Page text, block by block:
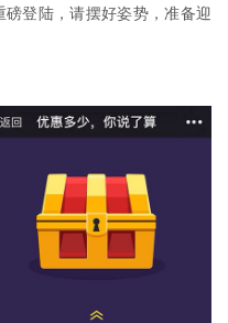
登陆，请摆好姿势，准备迎